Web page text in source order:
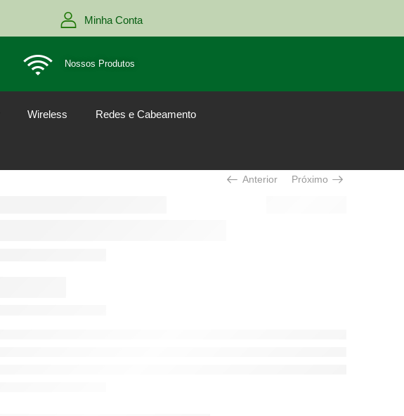
Minha Conta
Nossos Produtos
Wireless Redes e Cabeamento
Anterior Próximo